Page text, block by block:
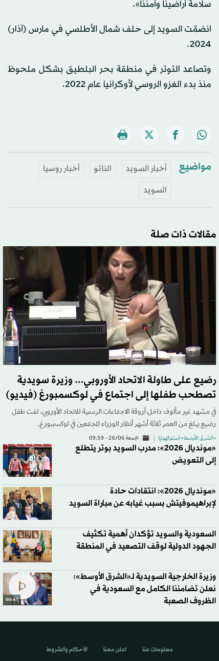
سلامة أراضينا وأمننا».
انضمَّت السويد إلى حلف شمال الأطلسي في مارس (آذار)
2024.
وتصاعد التوتر في منطقة بحر البلطيق بشكل ملحوظ
منذ بدء الغزو الروسي لأوكرانيا عام 2022.
مواضيع أخبار السويد الناتو
أخبار روسيا
السويد
مقالات ذات صلة
رضيع على طاولة الاتحاد الأوروبي... وزيرة سويدية
تصطحب طفلها إلى اجتماع في لوكسمبورغ (فيديو)
في مشهد غير مألوف داخل أروقة الاجتماعات الرسمية للاتحاد الأوروبي، لفت طفل
رضيع يبلغ من العمر ثلاثة أشهر أنظار الوزراء المجتمعين في لوكسمبورغ.
«الشرق الأوسط» (ستوكهولم) الجمعة 26/06 - 09:59
«مونديال 2026»: مدرب السويد بوتر يتطلع
إلى التعويض
«مونديال 2026»: انتقادات حادة
لإبراهيموفيتش بسبب غيابه عن مباراة السويد
السعودية والسويد تؤكدان أهمية تكثيف
الجهود الدولية لوقف التصعيد في المنطقة
00:47
وزيرة الخارجية السويدية لـ«الشرق الأوسط»:
نعلن تضامننا الكامل مع السعودية في
الظروف الصعبة
معلومات عنا اعلن معنا الأحكام والشروط